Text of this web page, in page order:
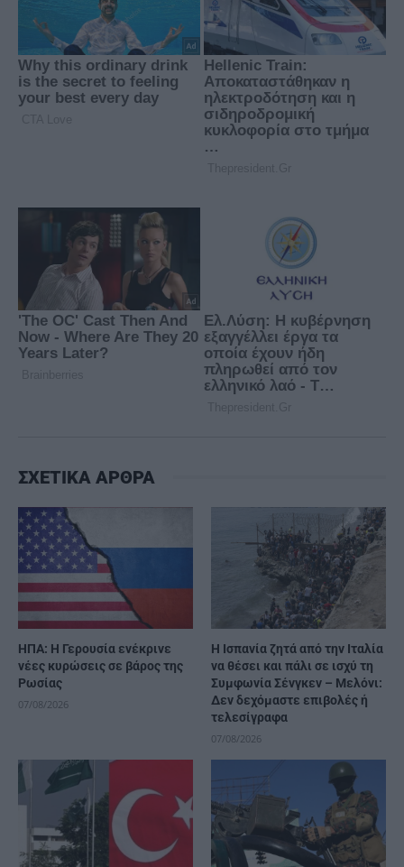
ΣΧΕΤΙΚΑ ΑΡΘΡΑ
ΗΠΑ: Η Γερουσία ενέκρινε
νέες κυρώσεις σε βάρος της
Ρωσίας
07/08/2026
H Ισπανία ζητά από την Ιταλία
να θέσει και πάλι σε ισχύ τη
Συμφωνία Σένγκεν – Μελόνι:
Δεν δεχόμαστε επιβολές ή
τελεσίγραφα
07/08/2026